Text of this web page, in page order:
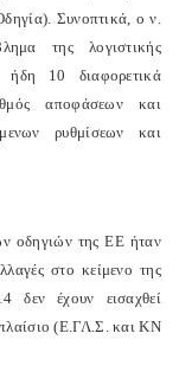
Συνοπτικά, ο ν.
της λογιστικής
ήδη 10 διαφορετικά
αποφάσεων και
ρυθμίσεων και
οδηγιών της ΕΕ ήταν
στο κείμενο της
έχουν εισαχθεί
πλαίσιο (Ε.ΓΛ.Σ. και ΚΝ